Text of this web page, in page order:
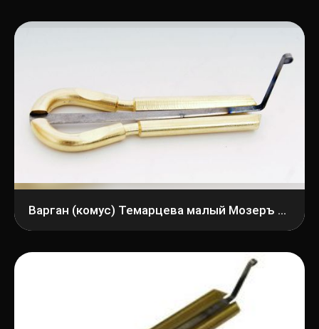
Варган (комус) Темарцева малый Мозеръ VR-1